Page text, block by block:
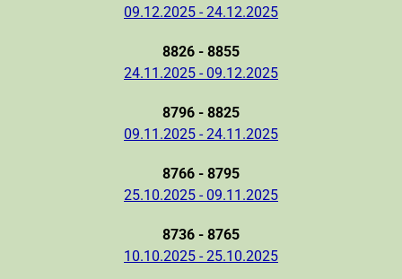
09.12.2025 - 24.12.2025
8826 - 8855
24.11.2025 - 09.12.2025
8796 - 8825
09.11.2025 - 24.11.2025
8766 - 8795
25.10.2025 - 09.11.2025
8736 - 8765
10.10.2025 - 25.10.2025